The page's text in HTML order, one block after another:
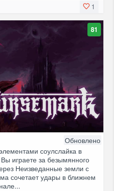
1
81
Обновлено
соулслайка в
играете за безымянного
Неизведанные земли с
сочетает удары в ближнем